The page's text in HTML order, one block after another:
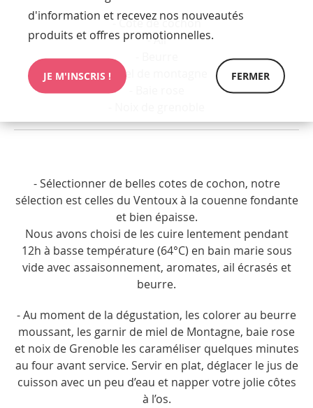
- Côte de cochon
- Aïl
- Miel de montagne
- Sélectionner de belles cotes de cochon, notre
sélection est celles du Ventoux à la couenne fondante
et bien épaisse.
Nous avons choisi de les cuire lentement pendant
12h à basse température (64°C) en bain marie sous
vide avec assaisonnement, aromates, ail écrasés et
beurre.
- Au moment de la dégustation, les colorer au beurre
moussant, les garnir de miel de Montagne, baie rose
et noix de Grenoble les caraméliser quelques minutes
au four avant service. Servir en plat, déglacer le jus de
cuisson avec un peu d’eau et napper votre jolie côtes
à l’os.
d'information et recevez nos nouveautés
produits et offres promotionnelles.
JE M'INSCRIS ! FERMER